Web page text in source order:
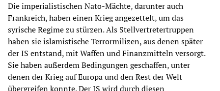
Die imperialistischen Nato-Mächte, darunter auch
Frankreich, haben einen Krieg angezettelt, um das
syrische Regime zu stürzen. Als Stellvertretertruppen
haben sie islamistische Terrormilizen, aus denen später
der IS entstand, mit Waffen und Finanzmitteln versorgt.
Sie haben außerdem Bedingungen geschaffen, unter
denen der Krieg auf Europa und den Rest der Welt
übergreifen konnte. Der IS wird durch diesen